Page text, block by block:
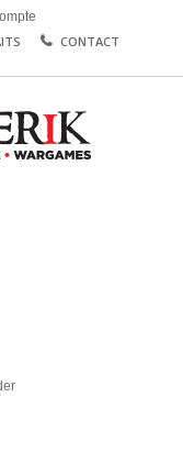
CONTACT